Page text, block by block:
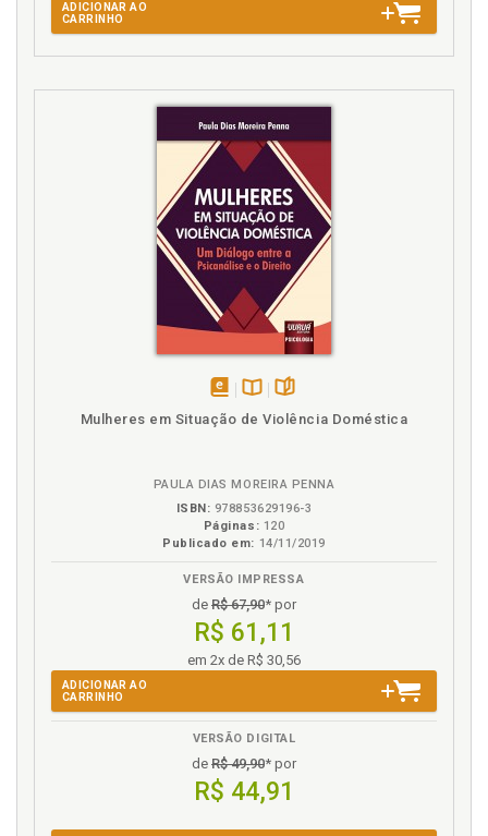
Tratamento no Código Penal, p. 81
Violência doméstica ou intrafamiliar, p. 51
Vítima. Perfil das vítimas, p. 63
Vulnerável. Estupro de vulnerável, p. 29
ADICIONAR AO
CARRINHO
disponível
em
Disponível
páginas
Mulheres em Situação de Violência Doméstica
PAULA DIAS MOREIRA PENNA
ISBN: 978853629196-3
Páginas: 120
Publicado em: 14/11/2019
VERSÃO IMPRESSA
de R$ 67,90* por
R$ 61,11
em 2x de R$ 30,56
ADICIONAR AO
CARRINHO
VERSÃO DIGITAL
de R$ 49,90* por
R$ 44,91